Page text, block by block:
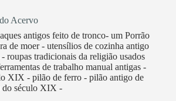
Acervo
antigos feito de tronco- um Porrão
de moer - utensílios de cozinha antigo
roupas tradicionais da religião usados
de trabalho manual antigas -
XIX - pilão de ferro - pilão antigo de
do século XIX -